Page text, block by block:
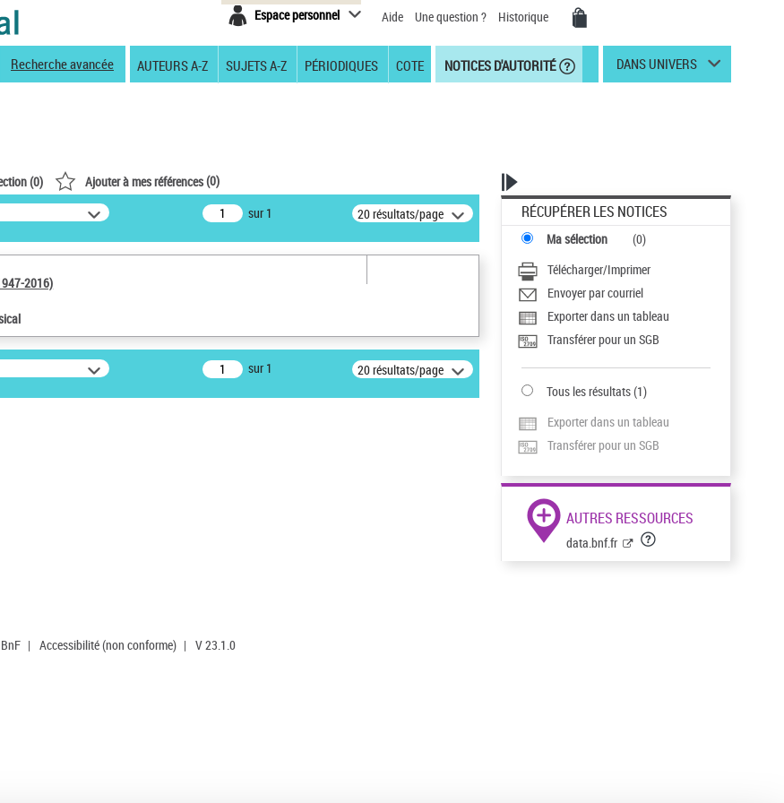
Espace personnel Aide Une question ? Historique
Recherche avancée AUTEURS A-Z SUJETS A-Z PÉRIODIQUES COTE NOTICES D'AUTORITÉ DANS UNIVERS
(0) Ajouter à mes références(0)
sur 1 20 résultats/page
2016)
sur 1 20 résultats/page
RÉCUPÉRER LES NOTICES
Ma sélection (0)
Télécharger/Imprimer
Envoyer par courriel
Exporter dans un tableau
Transférer pour un SGB
Tous les résultats(1)
Exporter dans un tableau
Transférer pour un SGB
AUTRES RESSOURCES
data.bnf.fr
| Accessibilité (non conforme) | V 23.1.0